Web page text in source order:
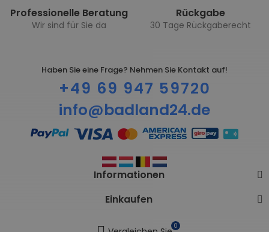
Professionelle Beratung
Wir sind für Sie da
Rückgabe
30 Tage Rückgaberecht
Haben Sie eine Frage? Nehmen Sie Kontakt auf!
+49 69 947 59720
info@badland24.de
Informationen
Einkaufen
0